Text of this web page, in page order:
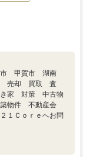
甲賀市 湖南
売却 買取 査
家 対策 中古物
物件 不動産会
Ｃｏｒｅへお問